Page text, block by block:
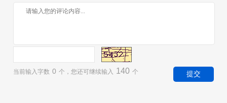
当前输入字数 0 个，您还可继续输入 140 个